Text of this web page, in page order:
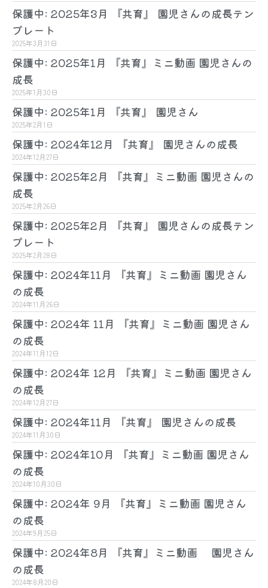
保護中: 2025年3月 『共育』 園児さんの成長テン
プレート
2025年3月31日
保護中: 2025年1月 『共育』ミニ動画 園児さんの
成長
2025年1月30日
保護中: 2025年1月 『共育』 園児さん
2025年2月1日
保護中: 2024年12月 『共育』 園児さんの成長
2024年12月27日
保護中: 2025年2月 『共育』ミニ動画 園児さんの
成長
2025年2月26日
保護中: 2025年2月 『共育』 園児さんの成長テン
プレート
2025年2月28日
保護中: 2024年11月 『共育』ミニ動画 園児さん
の成長
2024年11月26日
保護中: 2024年 11月 『共育』ミニ動画 園児さん
の成長
2024年11月12日
保護中: 2024年 12月 『共育』ミニ動画 園児さん
の成長
2024年12月27日
保護中: 2024年11月 『共育』 園児さんの成長
2024年11月30日
保護中: 2024年10月 『共育』ミニ動画 園児さん
の成長
2024年10月30日
保護中: 2024年 9月 『共育』ミニ動画 園児さん
の成長
2024年9月25日
保護中: 2024年8月 『共育』ミニ動画 園児さん
の成長
2024年8月20日